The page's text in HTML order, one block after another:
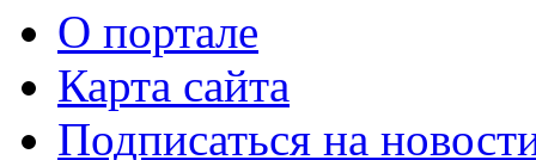
О портале
Карта сайта
Подписаться на